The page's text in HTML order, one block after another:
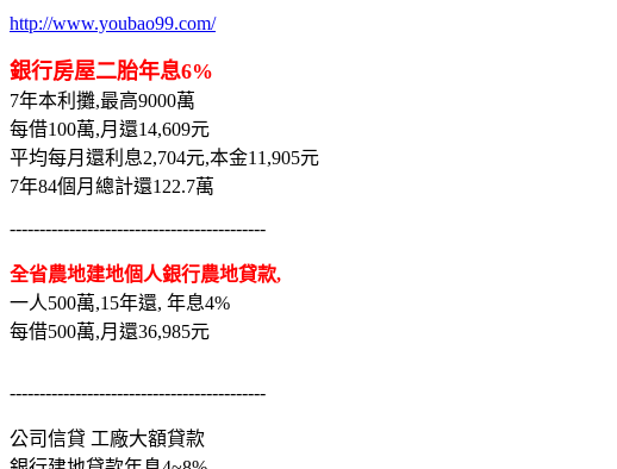
http://www.youbao99.com/
銀行房屋二胎年息6%
7年本利攤,最高9000萬
每借100萬,月還14,609元
平均每月還利息2,704元,本金11,905元
7年84個月總計還122.7萬
-------------------------------------------
全省農地建地個人銀行農地貸款,
一人500萬,15年還, 年息4%
每借500萬,月還36,985元
-------------------------------------------
公司信貸 工廠大額貸款